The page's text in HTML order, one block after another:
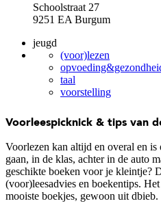
Schoolstraat 27
9251 EA Burgum
jeugd
(voor)lezen
taal
voorstelling
Voorleespicknick & tips van
Voorlezen kan altijd en overal en
gaan, in de klas, achter in de auto
geschikte boeken voor je kleintje?
(voor)leesadvies en boekentips.
mooiste boekjes, gewoon uit dbieb.